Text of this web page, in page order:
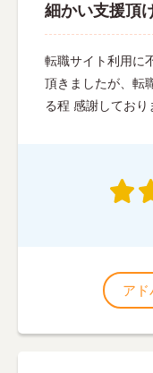
細かい支援頂
転職サイト利用に
頂きましたが、転
る程 感謝しており
アド